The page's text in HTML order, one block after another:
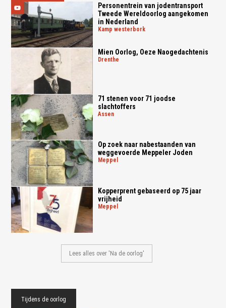
Personentrein van jodentransport
Tweede Wereldoorlog aangekomen
in Nederland
kamp westerbork
Mien Oorlog, Oeze Naogedachtenis
drenthe
71 stenen voor 71 joodse
slachtoffers
assen
Op zoek naar nabestaanden van
weggevoerde Meppeler Joden
meppel
Kopperprent gebaseerd op 75 jaar
vrijheid
meppel
Lees alles over 'Na de oorlog'
Tijdens de oorlog